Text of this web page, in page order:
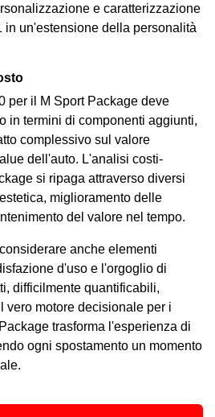
e caratterizzazione
in un'estensione della personalità
per il M Sport Package deve
in termini di componenti aggiunti,
complessivo sul valore
dell'auto. L'analisi costi-
si ripaga attraverso diversi
miglioramento delle
del valore nel tempo.
anche elementi
d'uso e l'orgoglio di
difficilmente quantificabili,
vero motore decisionale per i
trasforma l'esperienza di
ogni spostamento un momento